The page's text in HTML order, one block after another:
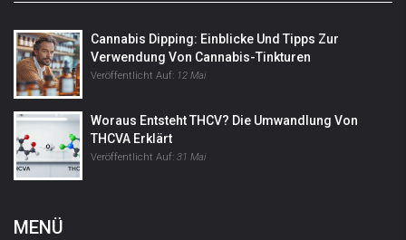
Cannabis Dipping: Einblicke Und Tipps Zur
Verwendung Von Cannabis-Tinkturen
Veröffentlicht Auf: 12 Mai
Woraus Entsteht THCV? Die Umwandlung Von
THCVA Erklärt
Veröffentlicht Auf: 31 Mai
MENÜ